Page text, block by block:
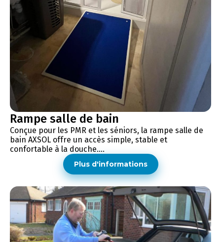
Rampe salle de bain
Conçue pour les PMR et les séniors, la rampe salle de
bain AXSOL offre un accès simple, stable et
confortable à la douche....
Plus d'informations